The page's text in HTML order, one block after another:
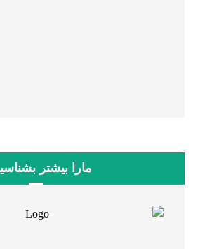
مارا بیشتر